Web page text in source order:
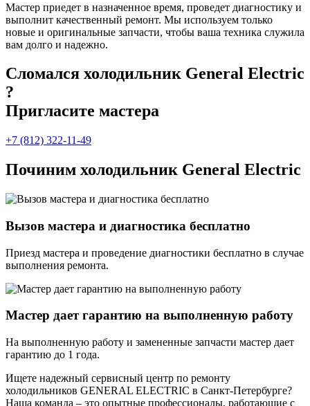
Мастер приедет в назначенное время, проведет диагностику и
выполнит качественный ремонт. Мы используем только
новые и оригинальные запчасти, чтобы ваша техника служила
вам долго и надежно.
Сломался холодильник General Electric
?
Пригласите мастера
+7 (812) 322-11-49
Починим холодильник General Electric
Вызов мастера и диагностика бесплатно
Приезд мастера и проведение диагностики бесплатно в случае
выполнения ремонта.
Мастер дает гарантию на выполненную работу
На выполненную работу и замененные запчасти мастер дает
гарантию до 1 года.
Ищете надежный сервисный центр по ремонту
холодильников GENERAL ELECTRIC в Санкт-Петербурге?
Наша команда – это опытные профессионалы, работающие с